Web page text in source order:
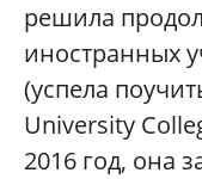
решила
иностранных
(успела
University
2016 год, она